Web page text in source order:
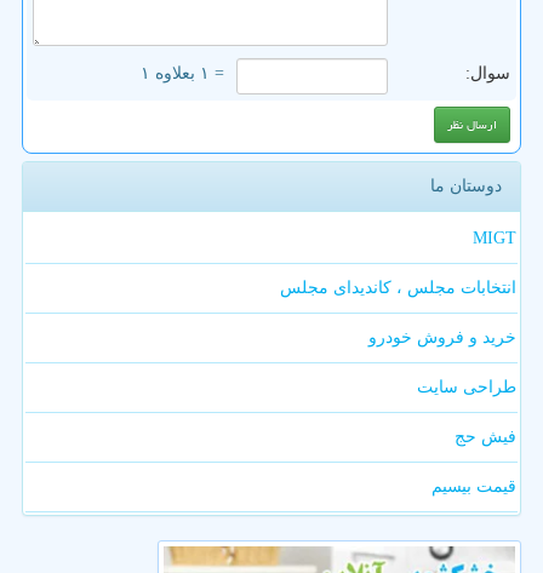
سوال: = ۱ بعلاوه ۱
دوستان ما
MIGT
انتخابات مجلس ، کاندیدای مجلس
خرید و فروش خودرو
طراحی سایت
فیش حج
قیمت بیسیم